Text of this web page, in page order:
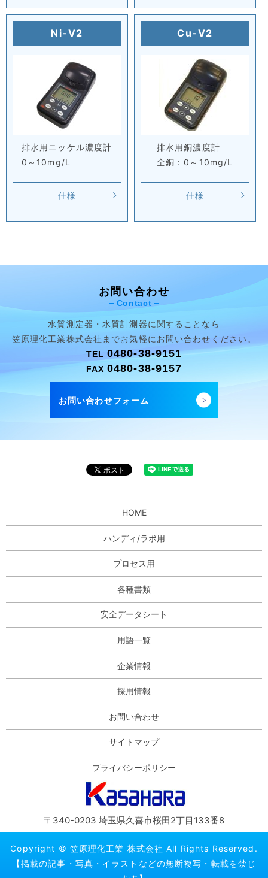
Ni-V2
排水用ニッケル濃度計
0～10mg/L
仕様
Cu-V2
排水用銅濃度計
全銅：0～10mg/L
仕様
お問い合わせ
Contact
水質測定器・水質計測器に関することなら
笠原理化工業株式会社までお気軽にお問い合わせください。
TEL0480-38-9151
FAX0480-38-9157
お問い合わせフォーム
HOME
ハンディ/ラボ用
プロセス用
各種書類
安全データシート
用語一覧
企業情報
採用情報
お問い合わせ
サイトマップ
プライバシーポリシー
〒340-0203 埼玉県久喜市桜田2丁目133番8
Copyright © 笠原理化工業 株式会社 All Rights Reserved.
【掲載の記事・写真・イラストなどの無断複写・転載を禁じ